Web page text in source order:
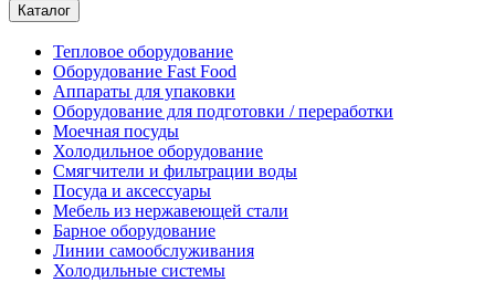
Каталог
Тепловое оборудование
Оборудование Fast Food
Аппараты для упаковки
Оборудование для подготовки / переработки
Моечная посуды
Холодильное оборудование
Смягчители и фильтрации воды
Посуда и аксессуары
Мебель из нержавеющей стали
Барное оборудование
Линии самообслуживания
Холодильные системы